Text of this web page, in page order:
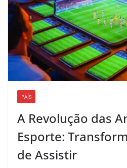
PAÍS
A Revolução das
Esporte:
de Assistir